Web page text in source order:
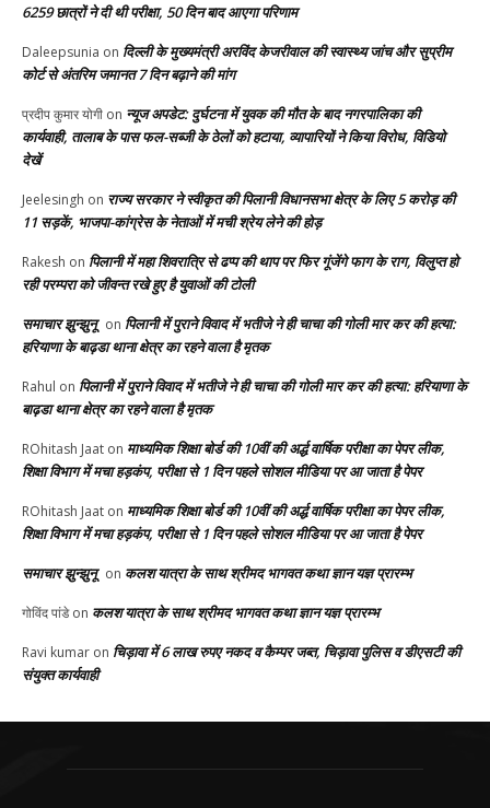
6259 छात्रों ने दी थी परीक्षा, 50 दिन बाद आएगा परिणाम
Daleepsunia on दिल्ली के मुख्यमंत्री अरविंद केजरीवाल की स्वास्थ्य जांच और सुप्रीम
कोर्ट से अंतरिम जमानत 7 दिन बढ़ाने की मांग
प्रदीप कुमार योगी on न्यूज अपडेट: दुर्घटना में युवक की मौत के बाद नगरपालिका की
कार्यवाही, तालाब के पास फल-सब्जी के ठेलों को हटाया, व्यापारियों ने किया विरोध, विडियो
देखें
Jeelesingh on राज्य सरकार ने स्वीकृत की पिलानी विधानसभा क्षेत्र के लिए 5 करोड़ की
11 सड़कें, भाजपा-कांग्रेस के नेताओं में मची श्रेय लेने की होड़
Rakesh on पिलानी में महा शिवरात्रि से ढप्प की थाप पर फिर गूंजेंगे फाग के राग, विलुप्त हो
रही परम्परा को जीवन्त रखे हुए है युवाओं की टोली
समाचार झुन्झुनू on पिलानी में पुराने विवाद में भतीजे ने ही चाचा की गोली मार कर की हत्या:
हरियाणा के बाढ़डा थाना क्षेत्र का रहने वाला है मृतक
Rahul on पिलानी में पुराने विवाद में भतीजे ने ही चाचा की गोली मार कर की हत्या: हरियाणा के
बाढ़डा थाना क्षेत्र का रहने वाला है मृतक
ROhitash Jaat on माध्यमिक शिक्षा बोर्ड की 10वीं की अर्द्ध वार्षिक परीक्षा का पेपर लीक,
शिक्षा विभाग में मचा हड़कंप, परीक्षा से 1 दिन पहले सोशल मीडिया पर आ जाता है पेपर
ROhitash Jaat on माध्यमिक शिक्षा बोर्ड की 10वीं की अर्द्ध वार्षिक परीक्षा का पेपर लीक,
शिक्षा विभाग में मचा हड़कंप, परीक्षा से 1 दिन पहले सोशल मीडिया पर आ जाता है पेपर
समाचार झुन्झुनू on कलश यात्रा के साथ श्रीमद भागवत कथा ज्ञान यज्ञ प्रारम्भ
गोविंद पांडेon कलश यात्रा के साथ श्रीमद भागवत कथा ज्ञान यज्ञ प्रारम्भ
Ravi kumar on चिड़ावा में 6 लाख रुपए नकद व कैम्पर जब्त, चिड़ावा पुलिस व डीएसटी की
संयुक्त कार्यवाही